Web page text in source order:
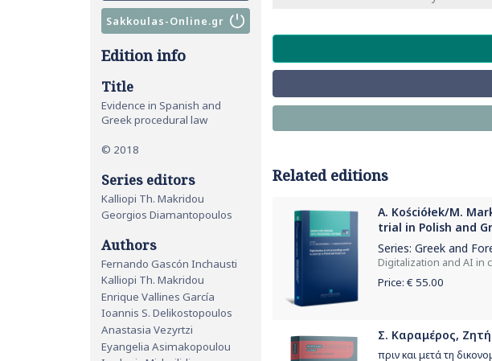
Sakkoulas-Online.gr
Edition info
Title
Evidence in Spanish and
Greek procedural law
© 2018
Series editors
Kalliopi Th. Makridou
Georgios Diamantopoulos
Authors
Fernando Gascón Inchausti
Kalliopi Th. Makridou
Enrique Vallines García
Ioannis S. Delikostopoulos
Anastasia Vezyrtzi
Eyangelia Asimakopoulou
Related editions
A. Kościółek/M.
trial in Polish and
Series: Greek and
Digitalization and AI in
Price: € 55.00
Σ. Καραμέρος,
πριν και μετά τη